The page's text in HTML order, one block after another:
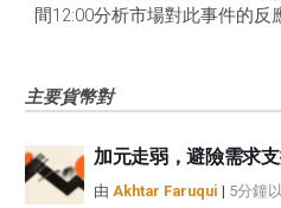
間12:00分析市場對此事件的反
主要貨幣對
加元走弱，避險需求
由 Akhtar Faruqui | 5分鐘